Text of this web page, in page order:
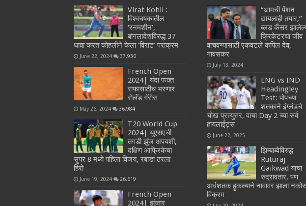
Virat Kohli :
विश्वचषकातील
‘रनमशीन’,
बांगलादेशविरुद्ध 37
धावा करत कोहलीने केला ‘विराट’ पराक्रम
June 22, 2024 37,936
French Open
2024| यंदा फक्त
राफासाठीच भरणार
रोलॅंड गॅरोस
May 26, 2024 36,984
T20 World Cup
2024| युएसएची
तगडी झुंज अपयशी,
दक्षिण आफ्रिकेचा
सुपर 8 मध्ये पहिला विजय, रबाडा ठरला
हिरो
June 19, 2024 26,619
French Open
2024| झुंजार
“आमची पेंशन
द्यायलाही तयार,”
ब्लड कँसर
क्रिकेटरचा जीव
वाचवण्यासाठी एकवटले कपिल देव,
गावसकर
July 13, 2024
ENG vs IND
Headingley
Test: पोपच्या
शतकाने इंग्लंडचे
चोख प्रत्युत्तर, वाचा Day 2 च्या सर्व
हायलाईट्स
June 22, 2025
झिम्बाब्वेविरुद्ध
Ruturaj
Gaikwad याचा
रुद्रावतार, पण
अर्धशतक हुकल्याने नावावर झाला
विक्रम